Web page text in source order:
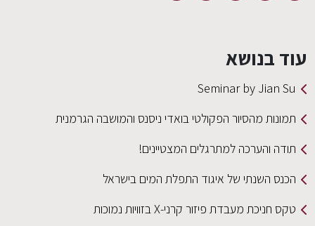
עוד בנושא
Seminar by Jian Su
תמונות מהסיור הפקולטי בואדי ניסנס והמושבה הגרמנית
תודה והערכה למתרגלים המצטיינים!
הכנס השנתי של איגוד התפלת המים בישראל
טקס חניכת מעבדת פיזור קרני-X בזוויות נמוכות